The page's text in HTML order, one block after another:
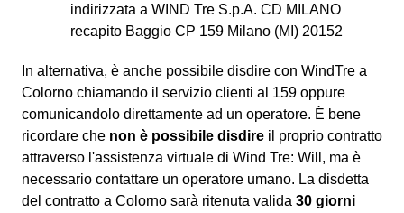
indirizzata a WIND Tre S.p.A. CD MILANO
recapito Baggio CP 159 Milano (MI) 20152
In alternativa, è anche possibile disdire con WindTre a
Colorno chiamando il servizio clienti al 159 oppure
comunicandolo direttamente ad un operatore. È bene
ricordare che non è possibile disdire il proprio contratto
attraverso l'assistenza virtuale di Wind Tre: Will, ma è
necessario contattare un operatore umano. La disdetta
del contratto a Colorno sarà ritenuta valida 30 giorni